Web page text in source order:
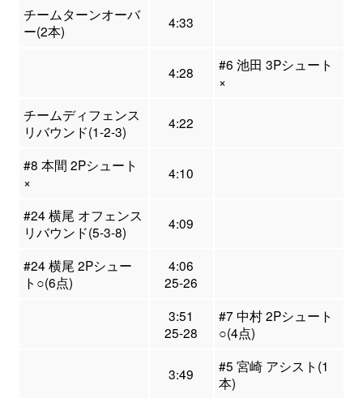
チームターンオーバ
ー(2本)
4:33
4:28
#6 池田 3Pシュート
×
チームディフェンス
リバウンド(1-2-3)
4:22
#8 本間 2Pシュート
×
4:10
#24 横尾 オフェンス
リバウンド(5-3-8)
4:09
#24 横尾 2Pシュー
ト○(6点)
4:06
25-26
3:51
25-28
#7 中村 2Pシュート
○(4点)
3:49
#5 宮崎 アシスト(1
本)